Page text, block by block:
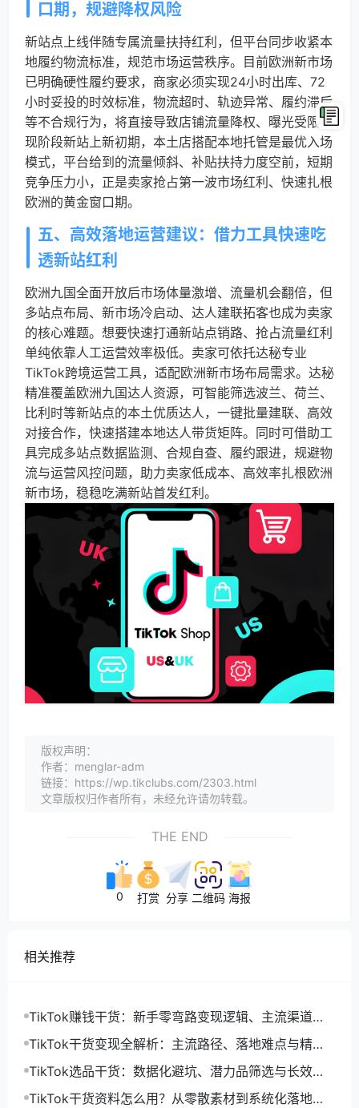
口期，规避降权风险
新站点上线伴随专属流量扶持红利，但平台同步收紧本
地履约物流标准，规范市场运营秩序。目前欧洲新市场
已明确硬性履约要求，商家必须实现24小时出库、72
小时妥投的时效标准，物流超时、轨迹异常、履约滞后
等不合规行为，将直接导致店铺流量降权、曝光受限。
现阶段新站上新初期，本土店搭配本地托管是最优入场
模式，平台给到的流量倾斜、补贴扶持力度空前，短期
竞争压力小，正是卖家抢占第一波市场红利、快速扎根
欧洲的黄金窗口期。
五、高效落地运营建议：借力工具快速吃
透新站红利
欧洲九国全面开放后市场体量激增、流量机会翻倍，但
多站点布局、新市场冷启动、达人建联拓客也成为卖家
的核心难题。想要快速打通新站点销路、抢占流量红利
单纯依靠人工运营效率极低。卖家可依托达秘专业
TikTok跨境运营工具，适配欧洲新市场布局需求。达秘
精准覆盖欧洲九国达人资源，可智能筛选波兰、荷兰、
比利时等新站点的本土优质达人，一键批量建联、高效
对接合作，快速搭建本地达人带货矩阵。同时可借助工
具完成多站点数据监测、合规自查、履约跟进，规避物
流与运营风控问题，助力卖家低成本、高效率扎根欧洲
新市场，稳稳吃满新站首发红利。
版权声明：
作者：menglar-adm
链接：https://wp.tikclubs.com/2303.html
文章版权归作者所有，未经允许请勿转载。
THE END
0 打赏 分享 二维码 海报
相关推荐
TikTok赚钱干货：新手零弯路变现逻辑、主流渠道与
精细化落地打法
TikTok干货变现全解析：主流路径、落地难点与精细
化增收打法
TikTok选品干货：数据化避坑、潜力品筛选与长效盈
利选品体系
TikTok干货资料怎么用？从零散素材到系统化落地运